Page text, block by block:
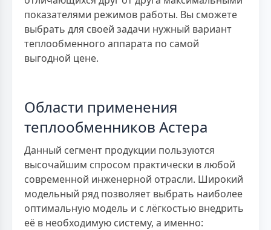
показателями режимов работы. Вы сможете
выбрать для своей задачи нужный вариант
теплообменного аппарата по самой
выгодной цене.
Области применения
теплообменников Астера
Данный сегмент продукции пользуются
высочайшим спросом практически в любой
современной инженерной отрасли. Широкий
модельный ряд позволяет выбрать наиболее
оптимальную модель и с лёгкостью внедрить
её в необходимую систему, а именно: